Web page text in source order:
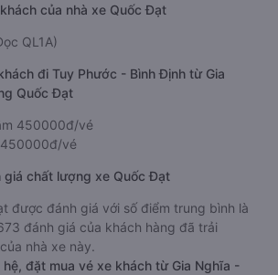
của nhà xe Quốc Đạt
QL1A)
đi Tuy Phước - Bình Định từ Gia
Quốc Đạt
450000đ/vé
450000đ/vé
giá chất lượng xe Quốc Đạt
được đánh giá với số điểm trung bình là
đánh giá của khách hàng đã trải
nhà xe này.
hệ, đặt mua vé xe khách từ Gia Nghĩa -